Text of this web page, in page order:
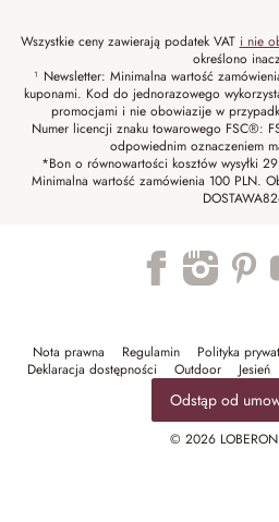
Wszystkie ceny zawierają podatek VAT i nie
określono
¹ Newsletter: Minimalna wartość
kuponami. Kod do jednorazowego
promocjami i nie obowiazije w
Numer licencji znaku towarowego FSC®:
odpowiednim oznaczeniem
*Bon o równowartości kosztów wysyłki
Minimalna wartość zamówienia 100 PLN.
Nota prawna Regulamin Polityka
Deklaracja dostępności
Outdoor Jesień
Odstąp od
© 2026